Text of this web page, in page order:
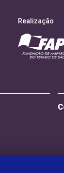
Realização